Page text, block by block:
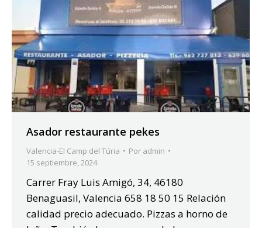
Asador restaurante pekes
Valencia-El Camp del Túria Por admin
15 septiembre, 2024
Carrer Fray Luis Amigó, 34, 46180
Benaguasil, Valencia 658 18 50 15 Relación
calidad precio adecuado. Pizzas a horno de